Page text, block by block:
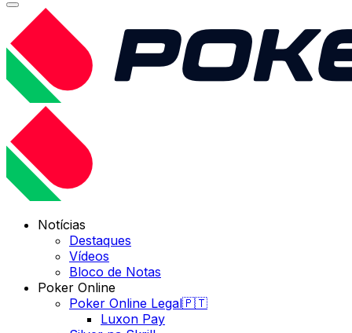
Notícias
Destaques
Vídeos
Bloco de Notas
Poker Online
Poker Online Legal🇵🇹
Luxon Pay